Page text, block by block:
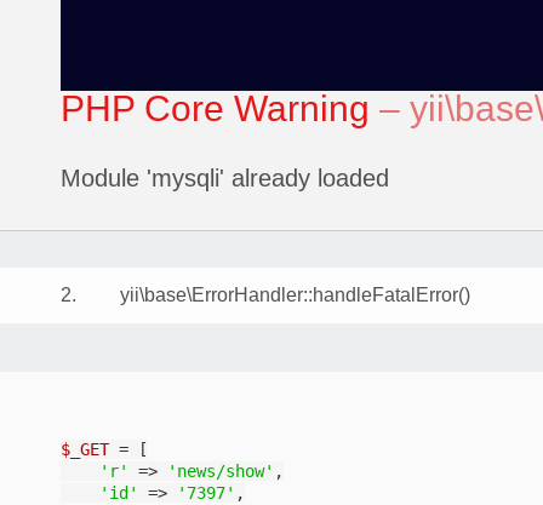
PHP Core Warning –
Module 'mysqli' already loaded
2. yii\base\ErrorHandler::handleFatalError()
$_GET = [
'r'
=> 'news/show' ,
'id'
=> '7397' ,